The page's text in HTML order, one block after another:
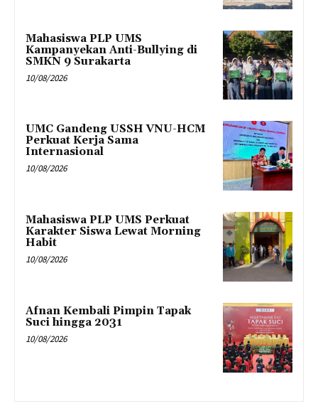
Mahasiswa PLP UMS
Kampanyekan Anti-Bullying di
SMKN 9 Surakarta
10/08/2026
UMC Gandeng USSH VNU-HCM
Perkuat Kerja Sama
Internasional
10/08/2026
Mahasiswa PLP UMS Perkuat
Karakter Siswa Lewat Morning
Habit
10/08/2026
Afnan Kembali Pimpin Tapak
Suci hingga 2031
10/08/2026